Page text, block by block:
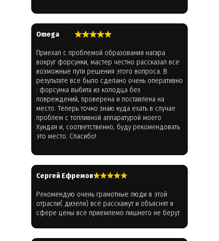
Omega
Приехал с проблемой образования нагара
вокруг форсунки, мастер честно рассказал все
возможные пути решения этого вопроса. В
результате все было сделано очень оперативно
: форсунка выбита из колодца без
повреждений, проверена и поставлена на
место. Теперь точно знаю куда ехать в случае
проблем с топливной аппаратурой моего
Хундая и, соответственно, буду рекомендовать
это место. Спасибо!
Cергей Ефремов
Рекомендую очень грамотные люди в этой
отрасли( дизеля) всё расскажут и объяснят в
сфере цены все приемлемо лишнего не берут